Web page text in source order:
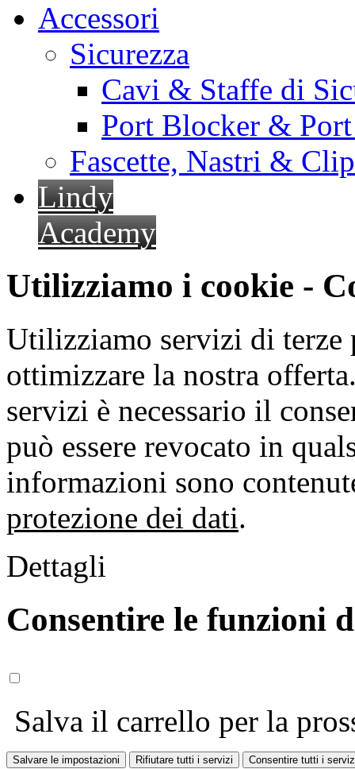
Accessori
Sicurezza
Cavi & Staffe di
Port Blocker &
Fascette, Nastri &
Lindy
Academy
Utilizziamo i cookie -
Utilizziamo servizi di terze
ottimizzare la nostra
servizi è necessario il
può essere revocato in
informazioni sono
protezione dei dati.
Dettagli
Consentire le funzioni
Salva il carrello per la
Salvare le impostazioni Rifiutare tutti i servizi Consentire tutti i